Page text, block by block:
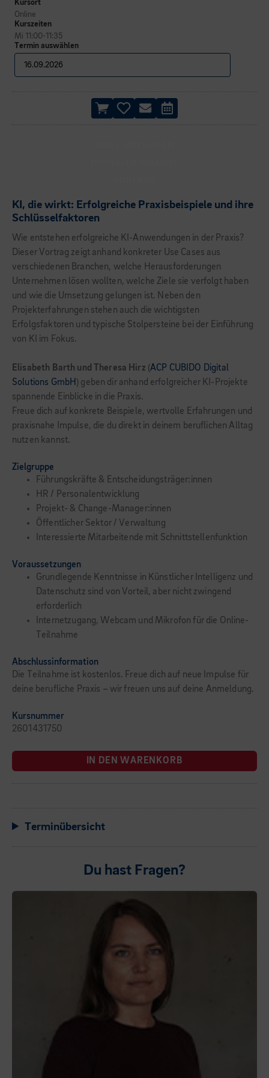
Kursort
Online
Termin auswählen
Kurszeiten
Mi 11:00-11:35
KI, die wirkt: Erfolgreiche Praxisbeispiele und ihre
Schlüsselfaktoren
Wie entstehen erfolgreiche KI-Anwendungen in der Praxis?
Dieser Vortrag zeigt anhand konkreter Use Cases aus
verschiedenen Branchen, welche Herausforderungen
Unternehmen lösen wollten, welche Ziele sie verfolgt haben
und wie die Umsetzung gelungen ist. Neben den
Projekterfahrungen stehen auch die wichtigsten
Erfolgsfaktoren und typische Stolpersteine bei der Einführung
von KI im Fokus.
Elisabeth Barth und Theresa Hirz (ACP CUBIDO Digital
Solutions GmbH ) geben dir anhand erfolgreicher KI-Projekte
spannende Einblicke in die Praxis.
Freue dich auf konkrete Beispiele, wertvolle Erfahrungen und
praxisnahe Impulse, die du direkt in deinem beruflichen Alltag
nutzen kannst.
Zielgruppe
Führungskräfte & Entscheidungsträger:innen
HR / Personalentwicklung
Projekt- & Change-Manager:innen
Öffentlicher Sektor / Verwaltung
Interessierte Mitarbeitende mit Schnittstellenfunktion
Voraussetzungen
Grundlegende Kenntnisse in Künstlicher Intelligenz und
Datenschutz sind von Vorteil, aber nicht zwingend
erforderlich
Internetzugang, Webcam und Mikrofon für die Online-
Teilnahme
Abschlussinformation
Die Teilnahme ist kostenlos. Freue dich auf neue Impulse für
deine berufliche Praxis – wir freuen uns auf deine Anmeldung.
Kursnummer
2601431750
IN DEN WARENKORB
Terminübersicht
Du hast Fragen?